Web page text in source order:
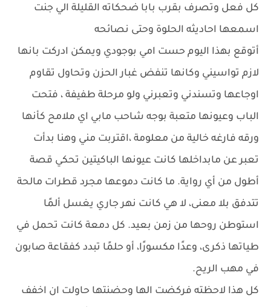
كل فعل وتصرف بقرب بابا ضحكاته القليلة الي جنت
اسمعها احاديثه الحلوة وحتى نصائحه
أتوقع بهذا اليوم حست امي بوجودي ويمكن ادركت بانها
لازم تواسيني وكانها تنفض غبار الحزن وتحاول تقاوم
اوجاعها وتسندني وتعبرني ولو مرحلة طفيفة ، فتحت
الباب وعيونها متعبة بوجه شاحب مابي اي ملامح كأنها
ورقه فارغه خالية من معلومة ،اقتربت مني وهنا بدأت
تعبر عن مابداخلها كانت عيونها الباكيتين تحكي قصة
أطول من أي رواية. ما كانت دموعها مجرد قطرات مالحة
تتدفق بلا معنى، لا هي كانت نهر جاري يغسل ألمًا
استوطن روحها من زمن بعيد. كل دمعة كانت تحمل في
طياتها ذكرى، وعدًا مكسورًا، أو حلمًا تبدد كفقاعة صابون
في مهب الريح.
كل هذا لاحظته فركضت الها وحضنتها حاولت ان اخفف